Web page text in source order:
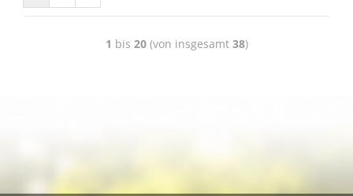
1 bis 20(von insgesamt 38)